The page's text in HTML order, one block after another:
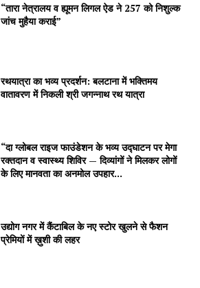
“तारा नेत्रालय व ह्यूमन लिगल ऐड ने 257 को निशुल्क
जांच मुहैया कराई”
रथयात्रा का भव्य प्रदर्शन: बलटाना में भक्तिमय
वातावरण में निकली श्री जगन्नाथ रथ यात्रा
“दा ग्लोबल राइज फाउंडेशन के भव्य उद्घाटन पर मेगा
रक्तदान व स्वास्थ्य शिविर — दिव्यांगों ने मिलकर लोगों
के लिए मानवता का अनमोल उपहार...
उद्योग नगर में कैंटाबिल के नए स्टोर खुलने से फैशन
प्रेमियों में ख़ुशी की लहर